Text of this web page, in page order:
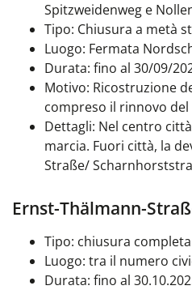
Spitzweidenweg e
Tipo: Chiusura a metà
Luogo: Fermata
Durata: fino al 30/09/
Motivo: Ricostruzione
compreso il rinnovo
Dettagli: Nel centro
marcia. Fuori città, la
Straße/
Ernst-Thälmann-
Tipo: chiusura completa
Luogo: tra il numero
Durata: fino al